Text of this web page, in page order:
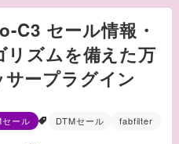
C3 セール情報・
リズムを備えた万
ープラグイン
セール DTMセール fabfilter